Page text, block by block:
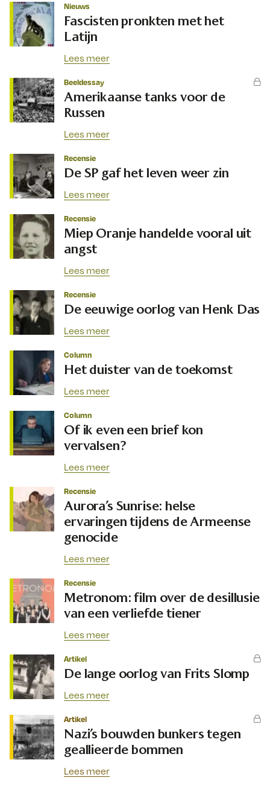
Nieuws
Fascisten pronkten met het
Latijn
Lees meer
Beeldessay
Amerikaanse tanks voor de
Russen
Lees meer
Recensie
De SP gaf het leven weer zin
Lees meer
Recensie
Miep Oranje handelde vooral uit
angst
Lees meer
Recensie
De eeuwige oorlog van Henk Das
Lees meer
Column
Het duister van de toekomst
Lees meer
Column
Of ik even een brief kon
vervalsen?
Lees meer
Recensie
Aurora’s Sunrise: helse
ervaringen tijdens de Armeense
genocide
Lees meer
Recensie
Metronom: film over de desillusie
van een verliefde tiener
Lees meer
Artikel
De lange oorlog van Frits Slomp
Lees meer
Artikel
Nazi’s bouwden bunkers tegen
geallieerde bommen
Lees meer